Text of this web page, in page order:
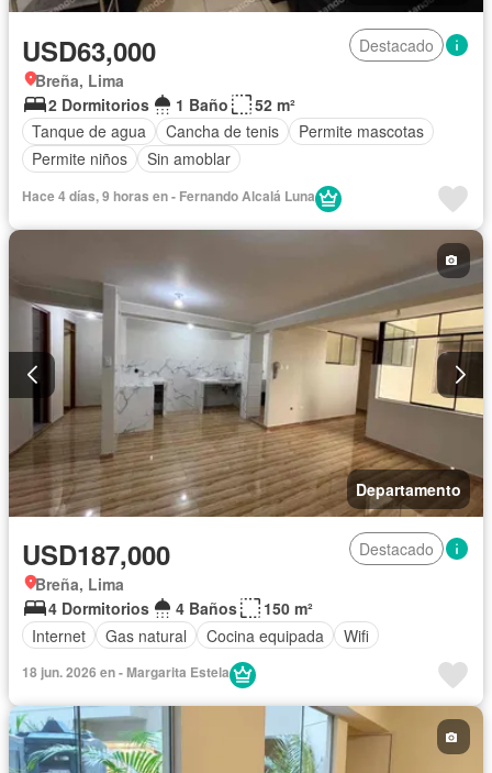
USD63,000
Destacado
Breña, Lima
2 Dormitorios
1 Baño
52 m²
Tanque de agua
Cancha de tenis
Permite mascotas
Permite niños
Sin amoblar
Hace 4 días, 9 horas en - Fernando Alcalá Luna
Departamento
USD187,000
Destacado
Breña, Lima
4 Dormitorios
4 Baños
150 m²
Internet
Gas natural Cocina equipada Wifi
18 jun. 2026 en - Margarita Estela